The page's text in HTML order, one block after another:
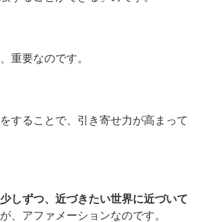
重要なのです。
することで、引き寄せ力が高まって
しずつ、近づきたい世界に近づいて
、アファメーションなのです。